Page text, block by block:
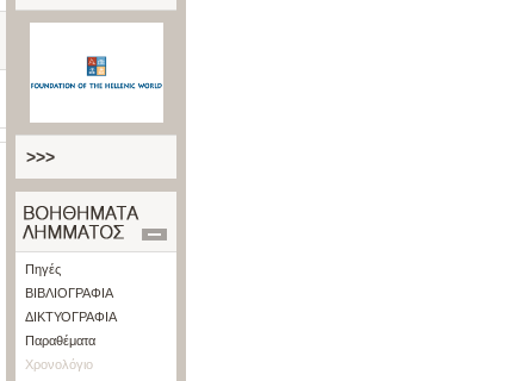
>>>
Πηγές
ΒΙΒΛΙΟΓΡΑΦΙΑ
ΔΙΚΤΥΟΓΡΑΦΙΑ
Παραθέματα
Χρονολόγιο